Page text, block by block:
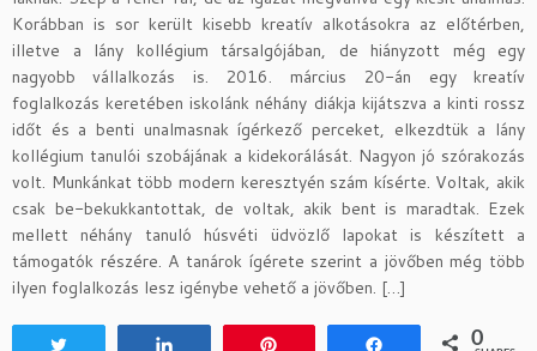
Korábban is sor került kisebb kreatív alkotásokra az előtérben,
illetve a lány kollégium társalgójában, de hiányzott még egy
nagyobb vállalkozás is. 2016. március 20-án egy kreatív
foglalkozás keretében iskolánk néhány diákja kijátszva a kinti rossz
időt és a benti unalmasnak ígérkező perceket, elkezdtük a lány
kollégium tanulói szobájának a kidekorálását. Nagyon jó szórakozás
volt. Munkánkat több modern keresztyén szám kísérte. Voltak, akik
csak be-bekukkantottak, de voltak, akik bent is maradtak. Ezek
mellett néhány tanuló húsvéti üdvözlő lapokat is készített a
támogatók részére. A tanárok ígérete szerint a jövőben még több
ilyen foglalkozás lesz igénybe vehető a jövőben. […]
0